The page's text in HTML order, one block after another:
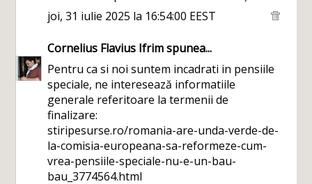
joi, 31 iulie 2025 la 16:54:00 EEST
Cornelius Flavius Ifrimspunea...
Pentru ca si noi suntem incadrati in pensiile
speciale, ne interesează informatiile
generale referitoare la termenii de
finalizare:
stiripesurse.ro/romania-are-unda-verde-de-
la-comisia-europeana-sa-reformeze-cum-
vrea-pensiile-speciale-nu-e-un-bau-
bau_3774564.html